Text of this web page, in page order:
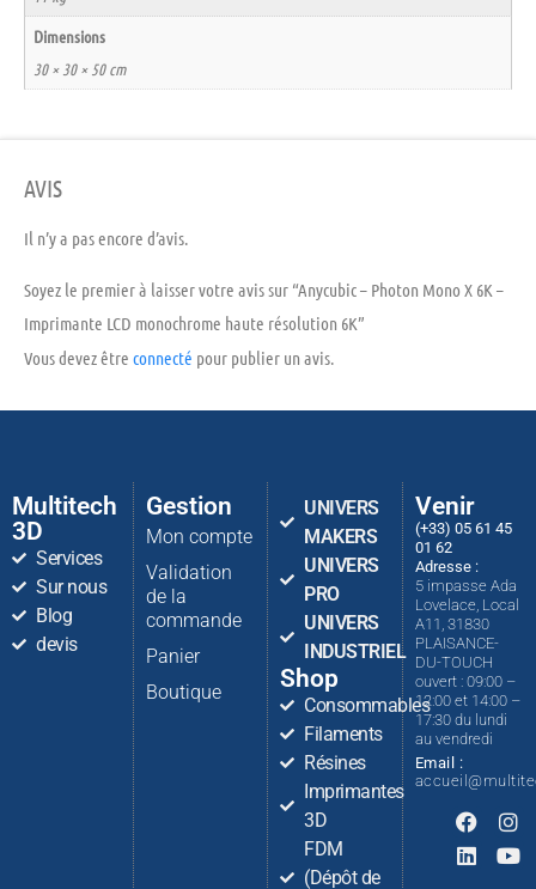
Dimensions
30 × 30 × 50 cm
AVIS
Il n’y a pas encore d’avis.
Soyez le premier à laisser votre avis sur “Anycubic – Photon Mono X 6K –
Imprimante LCD monochrome haute résolution 6K”
Vous devez être connecté pour publier un avis.
Multitech
3D
Services
Sur nous
Blog
devis
Gestion
Mon compte
Validation
de la
commande
Panier
Boutique
UNIVERS
MAKERS
UNIVERS
PRO
UNIVERS
INDUSTRIEL
Shop
Consommables
Filaments
Résines
Imprimantes
3D
FDM
(Dépôt de
Venir
(+33) 05 61 45
01 62
Adresse :
5 impasse Ada
Lovelace, Local
A11, 31830
PLAISANCE-
DU-TOUCH
ouvert : 09:00 –
12:00 et 14:00 –
17:30 du lundi
au vendredi
Email :